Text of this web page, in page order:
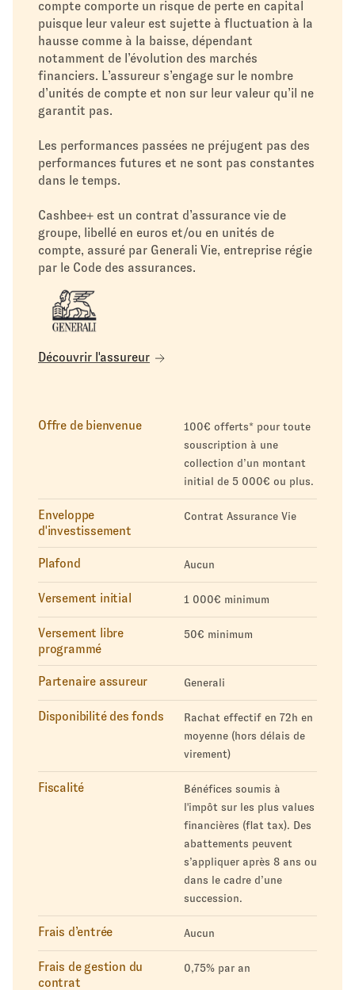
compte comporte un risque de perte en capital
puisque leur valeur est sujette à fluctuation à la
hausse comme à la baisse, dépendant
notamment de l’évolution des marchés
financiers. L’assureur s’engage sur le nombre
d’unités de compte et non sur leur valeur qu’il ne
garantit pas.
Les performances passées ne préjugent pas des
performances futures et ne sont pas constantes
dans le temps.
Cashbee+ est un contrat d’assurance vie de
groupe, libellé en euros et/ou en unités de
compte, assuré par Generali Vie, entreprise régie
par le Code des assurances.
Découvrir l'assureur
Offre de bienvenue
100€ offerts* pour toute
souscription à une
collection d’un montant
initial de 5 000€ ou plus.
Enveloppe
d'investissement
Contrat Assurance Vie
Plafond Aucun
Versement initial 1 000€ minimum
Versement libre
programmé
50€ minimum
Partenaire assureur Generali
Disponibilité des fonds
Rachat effectif en 72h en
moyenne (hors délais de
virement)
Fiscalité
Bénéfices soumis à
l'impôt sur les plus values
financières (flat tax). Des
abattements peuvent
s’appliquer après 8 ans ou
dans le cadre d’une
succession.
Frais d’entrée Aucun
Frais de gestion du
contrat
0,75% par an